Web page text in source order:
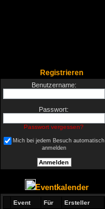
Registrieren
Benutzername:
Passwort:
Passwort vergessen?
Mich bei jedem Besuch automatisch
anmelden
Eventkalender
Event Für Ersteller